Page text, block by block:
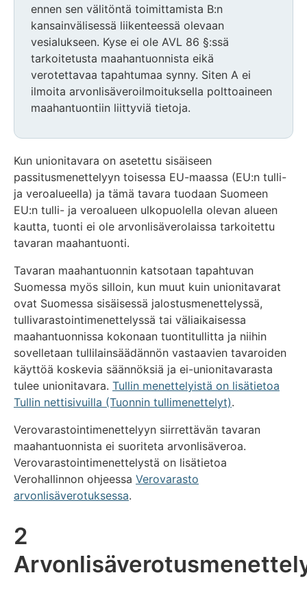
ennen sen välitöntä toimittamista B:n
kansainvälisessä liikenteessä olevaan
vesialukseen. Kyse ei ole AVL 86 §:ssä
tarkoitetusta maahantuonnista eikä
verotettavaa tapahtumaa synny. Siten A ei
ilmoita arvonlisäveroilmoituksella polttoaineen
maahantuontiin liittyviä tietoja.
Kun unionitavara on asetettu sisäiseen
passitusmenettelyyn toisessa EU-maassa (EU:n tulli-
ja veroalueella) ja tämä tavara tuodaan Suomeen
EU:n tulli- ja veroalueen ulkopuolella olevan alueen
kautta, tuonti ei ole arvonlisäverolaissa tarkoitettu
tavaran maahantuonti.
Tavaran maahantuonnin katsotaan tapahtuvan
Suomessa myös silloin, kun muut kuin unionitavarat
ovat Suomessa sisäisessä jalostusmenettelyssä,
tullivarastointimenettelyssä tai väliaikaisessa
maahantuonnissa kokonaan tuontitullitta ja niihin
sovelletaan tullilainsäädännön vastaavien tavaroiden
käyttöä koskevia säännöksiä ja ei-unionitavarasta
tulee unionitavara. Tullin menettelyistä on lisätietoa
Tullin nettisivuilla (Tuonnin tullimenettelyt).
Verovarastointimenettelyyn siirrettävän tavaran
maahantuonnista ei suoriteta arvonlisäveroa.
Verovarastointimenettelystä on lisätietoa
Verohallinnon ohjeessa Verovarasto
arvonlisäverotuksessa.
2